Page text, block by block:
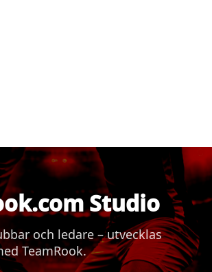
Studio
och ledare – utvecklas
TeamRook.